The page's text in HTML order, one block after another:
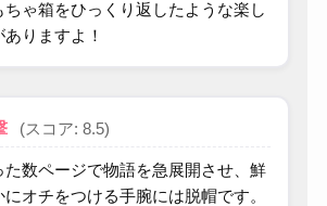
ちゃ箱をひっくり返したような楽し
ありますよ！
(スコア: 8.5)
た数ページで物語を急展開させ、鮮
にオチをつける手腕には脱帽です。